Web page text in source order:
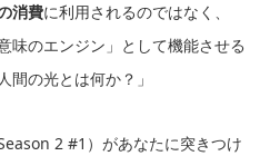
消費に利用されるのではなく、
味のエンジン」として機能させる
間の光とは何か？」
2 #1）があなたに突きつけ